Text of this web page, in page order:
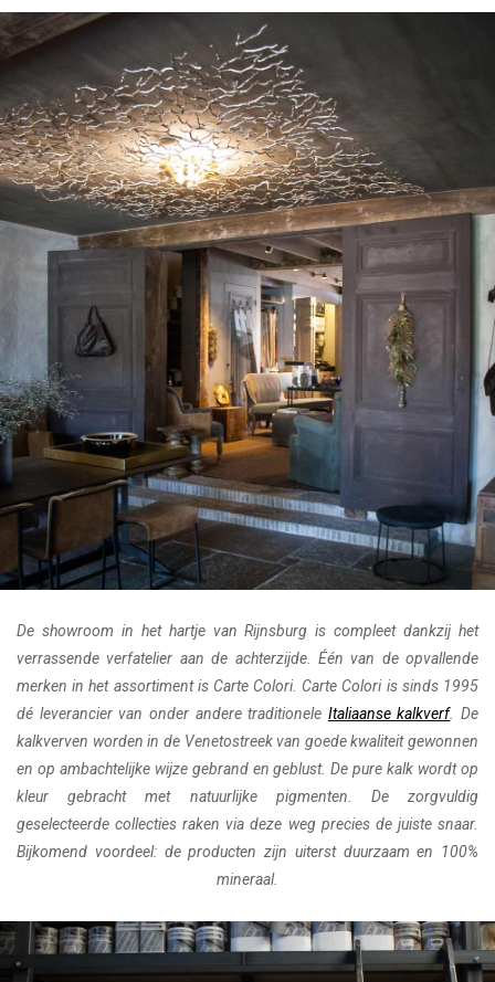
De showroom in het hartje van Rijnsburg is compleet dankzij het
verrassende verfatelier aan de achterzijde. Één van de opvallende
merken in het assortiment is Carte Colori. Carte Colori is sinds 1995
dé leverancier van onder andere traditionele Italiaanse kalkverf. De
kalkverven worden in de Venetostreek van goede kwaliteit gewonnen
en op ambachtelijke wijze gebrand en geblust. De pure kalk wordt op
kleur gebracht met natuurlijke pigmenten. De zorgvuldig
geselecteerde collecties raken via deze weg precies de juiste snaar.
Bijkomend voordeel: de producten zijn uiterst duurzaam en 100%
mineraal.